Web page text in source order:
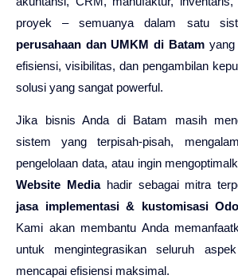
proyek – semuanya dalam satu
perusahaan dan UMKM di Batamyang
efisiensi, visibilitas, dan pengambilan
solusi yang sangat powerful.
Jika bisnis Anda di Batam masih
sistem yang terpisah-pisah,
pengelolaan data, atau ingin
Website Mediahadir sebagai mitra
jasa implementasi & kustomisasi
Kami akan membantu Anda
untuk mengintegrasikan seluruh
mencapai efisiensi maksimal.